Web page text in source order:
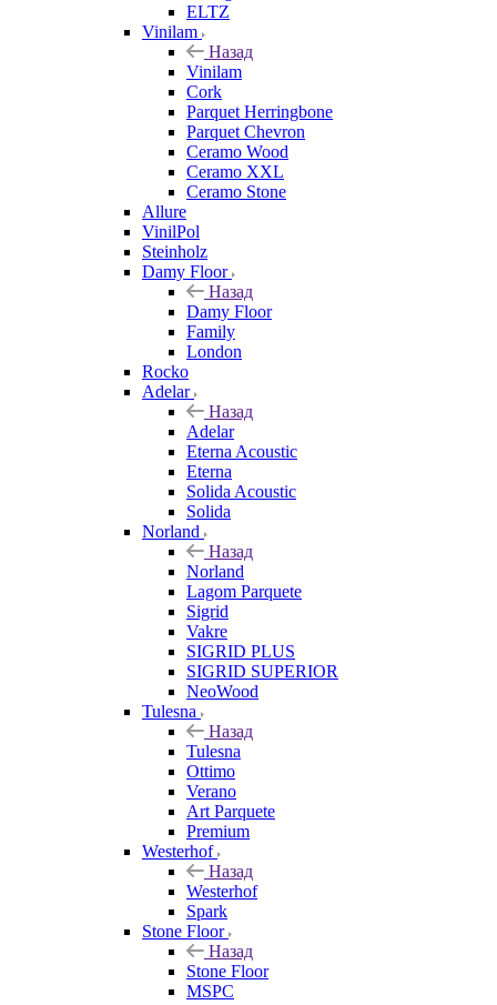
ELTZ
Vinilam
Назад
Vinilam
Cork
Parquet Herringbone
Parquet Chevron
Ceramo Wood
Ceramo XXL
Ceramo Stone
Allure
VinilPol
Steinholz
Damy Floor
Назад
Damy Floor
Family
London
Rocko
Adelar
Назад
Adelar
Eterna Acoustic
Eterna
Solida Acoustic
Solida
Norland
Назад
Norland
Lagom Parquete
Sigrid
Vakre
SIGRID PLUS
SIGRID SUPERIOR
NeoWood
Tulesna
Назад
Tulesna
Ottimo
Verano
Art Parquete
Premium
Westerhof
Назад
Westerhof
Spark
Stone Floor
Назад
Stone Floor
MSPC